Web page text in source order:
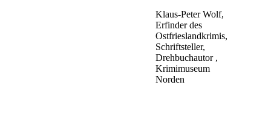
Klaus-Peter Wolf,
Erfinder des
Ostfrieslandkrimis,
Schriftsteller,
Drehbuchautor ,
Krimimuseum
Norden